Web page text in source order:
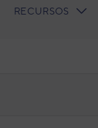
RECURSOS